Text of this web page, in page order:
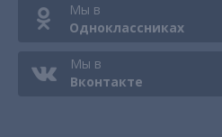
Мы в
Одноклассниках
Мы в
Вконтакте